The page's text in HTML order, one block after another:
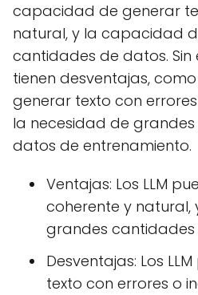
capacidad de generar
natural, y la capacidad
cantidades de datos.
tienen desventajas,
generar texto con
la necesidad de
datos de entrenamiento.
Ventajas: Los LLM
coherente y
grandes cantidades
Desventajas: Los
texto con errores o